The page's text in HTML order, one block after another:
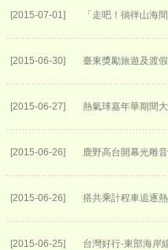
[2015-07-01] 「走吧！徜徉山海
[2015-06-30] 臺東獎勵旅遊及渡
[2015-06-27] 熱氣球嘉年華期間
[2015-06-26] 鹿野高台開幕光雕
[2015-06-26] 搭共乘計程車追逐
[2015-06-25] 台灣好行-東部海岸